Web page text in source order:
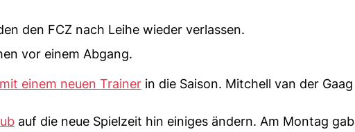
den FCZ nach Leihe wieder verlassen.
vor einem Abgang.
mit einem neuen Trainer in die Saison. Mitchell van der Gaag
auf die neue Spielzeit hin einiges ändern. Am Montag gab